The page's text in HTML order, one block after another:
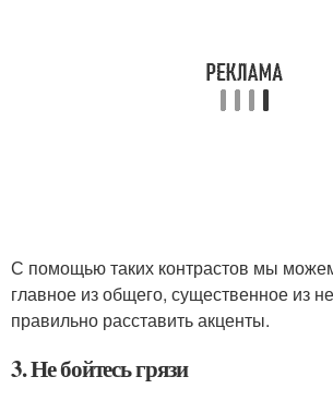
С помощью таких контрастов мы
главное из общего, существенное из
правильно расставить акценты.
3. Не бойтесь грязи